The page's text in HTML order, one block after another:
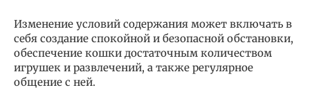
Изменение условий содержания может включать в
себя создание спокойной и безопасной обстановки,
обеспечение кошки достаточным количеством
игрушек и развлечений, а также регулярное
общение с ней.